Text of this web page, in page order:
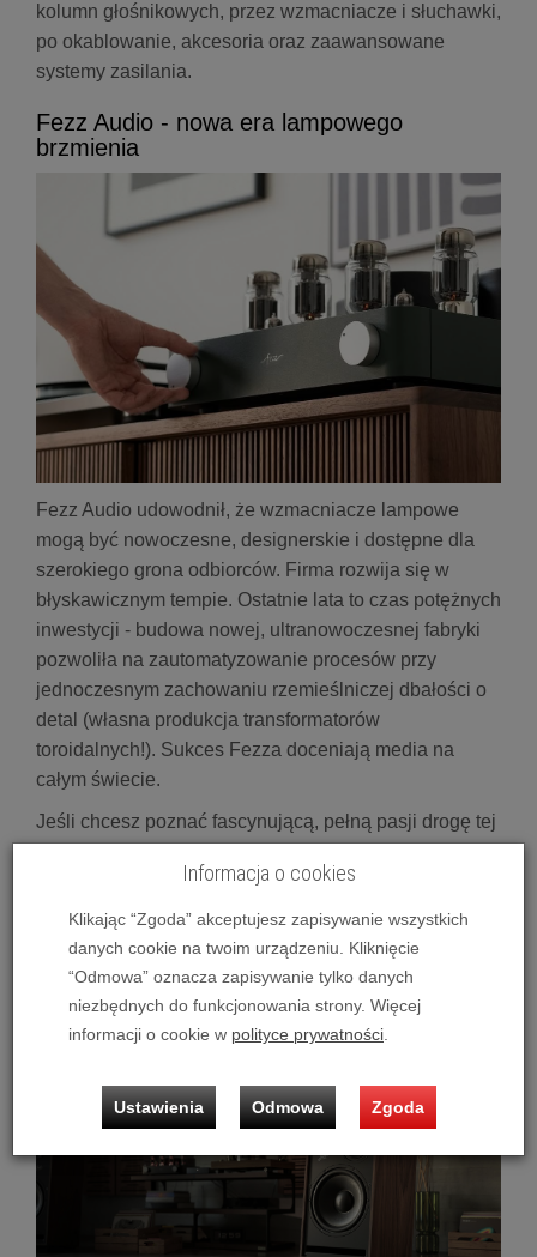
kolumn głośnikowych, przez wzmacniacze i słuchawki,
po okablowanie, akcesoria oraz zaawansowane
systemy zasilania.
Fezz Audio - nowa era lampowego
brzmienia
Fezz Audio udowodnił, że wzmacniacze lampowe
mogą być nowoczesne, designerskie i dostępne dla
szerokiego grona odbiorców. Firma rozwija się w
błyskawicznym tempie. Ostatnie lata to czas potężnych
inwestycji - budowa nowej, ultranowoczesnej fabryki
pozwoliła na zautomatyzowanie procesów przy
jednoczesnym zachowaniu rzemieślniczej dbałości o
detal (własna produkcja transformatorów
toroidalnych!). Sukces Fezza doceniają media na
całym świecie.
Jeśli chcesz poznać fascynującą, pełną pasji drogę tej
reportażu i historii Fezz Audio, którą opublikował portal
StereoLife. To absolutna pozycja obowiązkowa dla
każdego fana dobrego brzmienia!
Pylon Audio - od manufaktury do potęgi
głośnikowej
Informacja o cookies
Klikając “Zgoda” akceptujesz zapisywanie wszystkich
danych cookie na twoim urządzeniu. Kliknięcie
“Odmowa” oznacza zapisywanie tylko danych
niezbędnych do funkcjonowania strony. Więcej
informacji o cookie w polityce prywatności
Ustawienia Odmowa Zgoda